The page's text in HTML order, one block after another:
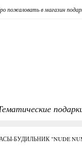
пожаловать в магазин
БУДИЛЬНИК "NUDE